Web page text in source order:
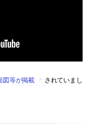
図等が掲載
されていまし